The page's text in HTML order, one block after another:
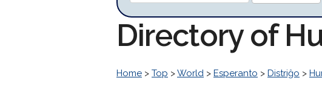
Directory of
Home > Top >World > Esperanto > Distriĝo >